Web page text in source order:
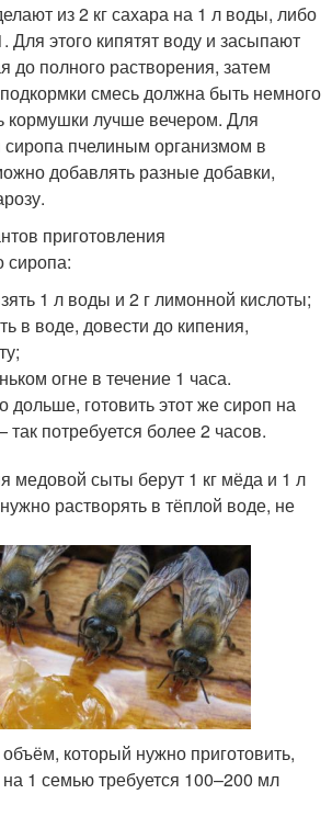
из 2 кг сахара на 1 л воды, либо
Для этого кипятят воду и засыпают
до полного растворения, затем
смесь должна быть немного
кормушки лучше вечером. Для
пчелиным организмом в
добавлять разные добавки,
приготовления
сиропа:
1 л воды и 2 г лимонной кислоты;
в воде, довести до кипения,
огне в течение 1 часа.
дольше, готовить этот же сироп на
потребуется более 2 часов.
медовой сыты берут 1 кг мёда и 1 л
растворять в тёплой воде, не
который нужно приготовить,
на 1 семью требуется 100–200 мл